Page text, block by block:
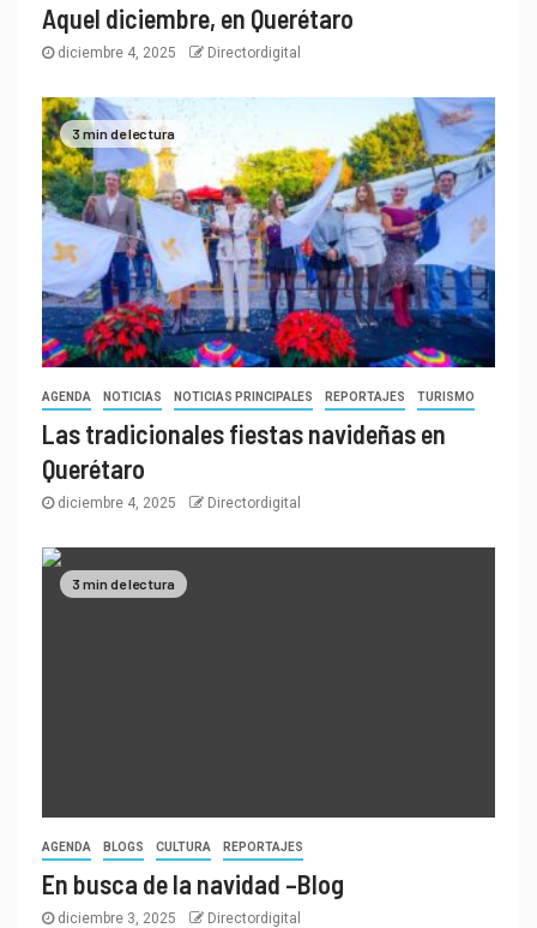
Aquel diciembre, en Querétaro
diciembre 4, 2025 Directordigital
3 min de lectura
AGENDA NOTICIAS NOTICIAS PRINCIPALES REPORTAJES TURISMO
Las tradicionales fiestas navideñas en
Querétaro
diciembre 4, 2025 Directordigital
3 min de lectura
AGENDA BLOGS CULTURA REPORTAJES
En busca de la navidad –Blog
diciembre 3, 2025 Directordigital